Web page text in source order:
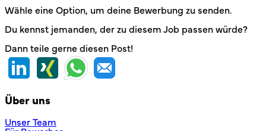
Wähle eine Option, um deine Bewerbung zu senden.
Du kennst jemanden, der zu diesem Job passen würde?
Dann teile gerne diesen Post!
Über uns
Unser Team